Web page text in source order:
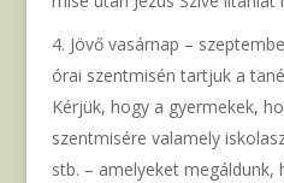
Jövő vasárnap –
órai szentmisén tartjuk a
Kérjük, hogy a gyermekek,
szentmisére valamely
stb. – amelyeket megáldunk,